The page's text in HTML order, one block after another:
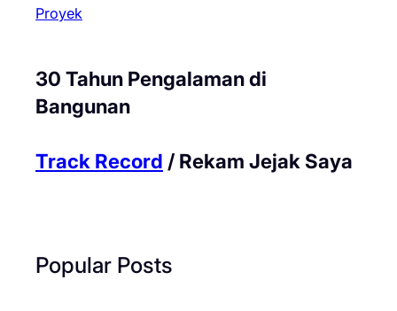
Proyek
30 Tahun Pengalaman di
Bangunan
Track Record / Rekam Jejak Saya
Popular Posts